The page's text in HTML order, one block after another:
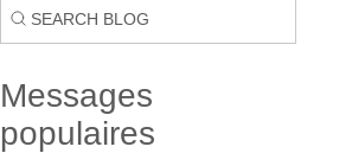
Messages
populaires